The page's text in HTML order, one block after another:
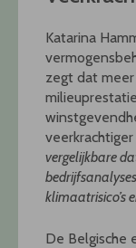
Katarina
zegt dat
vergelijkbare
klimaatrisico’s
De Belgische